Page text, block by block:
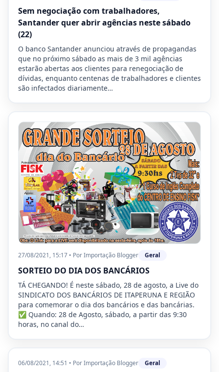
Sem negociação com trabalhadores,
Santander quer abrir agências neste sábado
(22)
O banco Santander anunciou através de propagandas
que no próximo sábado as mais de 3 mil agências
estarão abertas aos clientes para renegociação de
dívidas, enquanto centenas de trabalhadores e clientes
são infectados diariamente…
27/08/2021, 15:17 • PorImportação Blogger Geral
SORTEIO DO DIA DOS BANCÁRIOS
TÁ CHEGANDO! É neste sábado, 28 de agosto, a Live do
SINDICATO DOS BANCÁRIOS DE ITAPERUNA E REGIÃO
para comemorar o dia dos bancários e das bancárias.
✅ Quando: 28 de Agosto, sábado, a partir das 9:30
horas, no canal do…
06/08/2021, 14:51 • PorImportação Blogger Geral